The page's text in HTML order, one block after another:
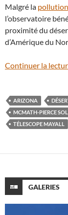
Malgré la
l’observatoire
proximité du
d’Amérique du
Continuer la
ARIZONA
MCMATH-PIERCE
TÉLESCOPE MAYALL
GALERIES